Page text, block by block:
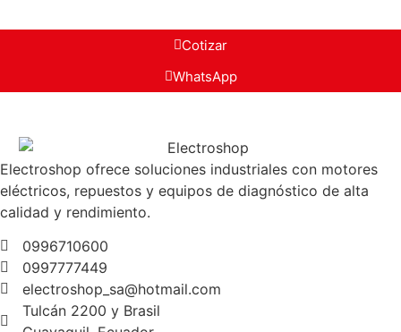
Cotizar
WhatsApp
Electroshop ofrece soluciones industriales con motores
eléctricos, repuestos y equipos de diagnóstico de alta
calidad y rendimiento.
0996710600
0997777449
electroshop_sa@hotmail.com
Tulcán 2200 y Brasil